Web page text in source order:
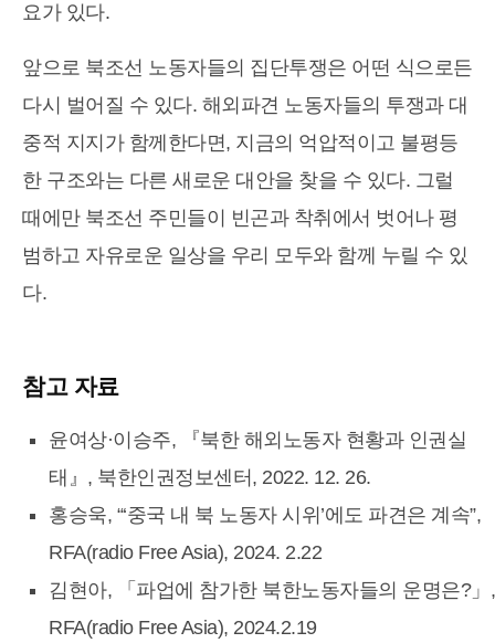
요가 있다.
앞으로 북조선 노동자들의 집단투쟁은 어떤 식으로든
다시 벌어질 수 있다. 해외파견 노동자들의 투쟁과 대
중적 지지가 함께한다면, 지금의 억압적이고 불평등
한 구조와는 다른 새로운 대안을 찾을 수 있다. 그럴
때에만 북조선 주민들이 빈곤과 착취에서 벗어나 평
범하고 자유로운 일상을 우리 모두와 함께 누릴 수 있
다.
참고 자료
윤여상·이승주, 『북한 해외노동자 현황과 인권실
태』, 북한인권정보센터, 2022. 12. 26.
홍승욱, “‘중국 내 북 노동자 시위’에도 파견은 계속”,
RFA(radio Free Asia), 2024. 2.22
김현아, 「파업에 참가한 북한노동자들의 운명은?」,
RFA(radio Free Asia), 2024.2.19